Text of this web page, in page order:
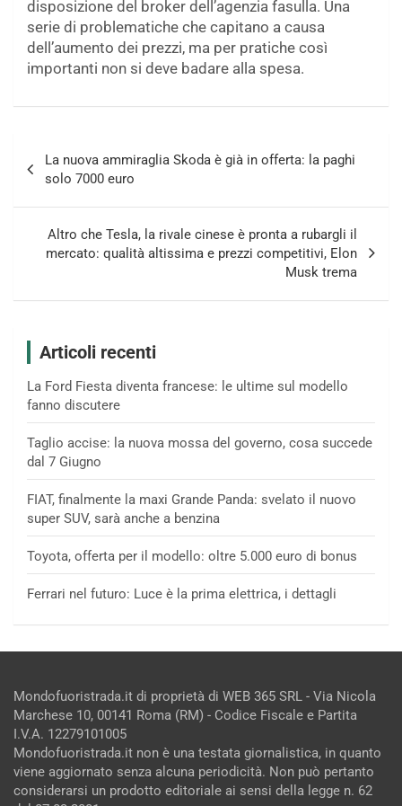
disposizione del broker dell’agenzia fasulla. Una
serie di problematiche che capitano a causa
dell’aumento dei prezzi, ma per pratiche così
importanti non si deve badare alla spesa.
articoli
La nuova ammiraglia Skoda è già in offerta: la paghi
solo 7000 euro
Altro che Tesla, la rivale cinese è pronta a rubargli il
mercato: qualità altissima e prezzi competitivi, Elon
Musk trema
Articoli recenti
La Ford Fiesta diventa francese: le ultime sul modello
fanno discutere
Taglio accise: la nuova mossa del governo, cosa succede
dal 7 Giugno
FIAT, finalmente la maxi Grande Panda: svelato il nuovo
super SUV, sarà anche a benzina
Toyota, offerta per il modello: oltre 5.000 euro di bonus
Ferrari nel futuro: Luce è la prima elettrica, i dettagli
Mondofuoristrada.it di proprietà di WEB 365 SRL - Via Nicola
Marchese 10, 00141 Roma (RM) - Codice Fiscale e Partita
I.V.A. 12279101005
Mondofuoristrada.it non è una testata giornalistica, in quanto
viene aggiornato senza alcuna periodicità. Non può pertanto
considerarsi un prodotto editoriale ai sensi della legge n. 62